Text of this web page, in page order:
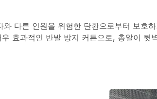
다른 인원을 위험한 탄환으로부터 보호
효과적인 반발 방지 커튼으로, 총알이